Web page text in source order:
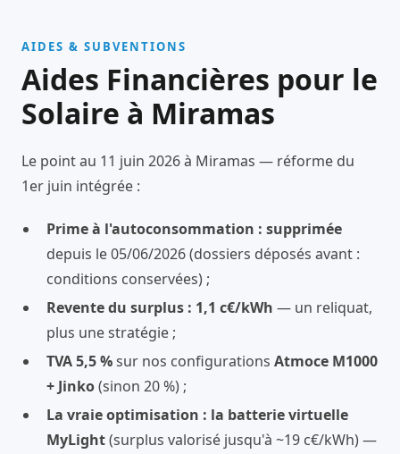
AIDES & SUBVENTIONS
Aides Financières pour le
Solaire à Miramas
Le point au 11 juin 2026 à Miramas — réforme du
1er juin intégrée :
Prime à l'autoconsommation : supprimée
depuis le 05/06/2026 (dossiers déposés avant :
conditions conservées) ;
Revente du surplus : 1,1 c€/kWh — un reliquat,
plus une stratégie ;
TVA 5,5 %sur nos configurations Atmoce M1000
+ Jinko(sinon 20 %) ;
La vraie optimisation : la batterie virtuelle
MyLight(surplus valorisé jusqu'à ~19 c€/kWh) —